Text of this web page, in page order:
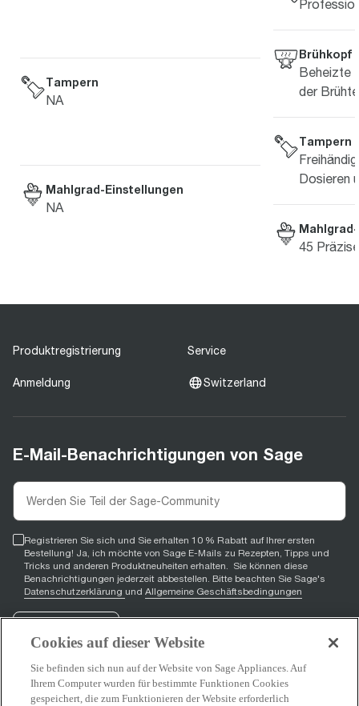
Tampern
NA
Mahlgrad-Einstellungen
NA
Brühkopf
Beheizte
der
Tampern
Dosieren
45
Produktregistrierung Service
Anmeldung Switzerland
E-Mail-Benachrichtigungen von Sage
Registrieren Sie sich und Sie erhalten 10 % Rabatt auf Ihrer ersten
Bestellung! Ja, ich möchte von Sage E-Mails zu Rezepten, Tipps und
Tricks und anderen Produktneuheiten erhalten. Sie können diese
Benachrichtigungen jederzeit abbestellen. Bitte beachten Sie Sage's
Datenschutzerklärung und Allgemeine Geschäftsbedingungen
Registrieren
Facebook
opens in new tab)
YouTube
(opens in new tab)
Instagram
(opens in new tab)
Cookies auf dieser Website
Sie befinden sich nun auf der Website von Sage Appliances. Auf
Ihrem Computer wurden für bestimmte Funktionen Cookies
gespeichert, die zum Funktionieren der Website erforderlich